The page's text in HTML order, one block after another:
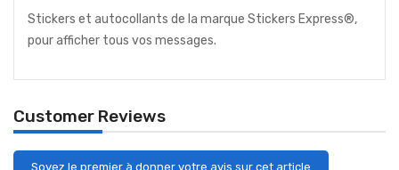
Stickers et autocollants de la marque Stickers Express®,
pour afficher tous vos messages.
Customer Reviews
Soyez le premier à donner votre avis sur cet article